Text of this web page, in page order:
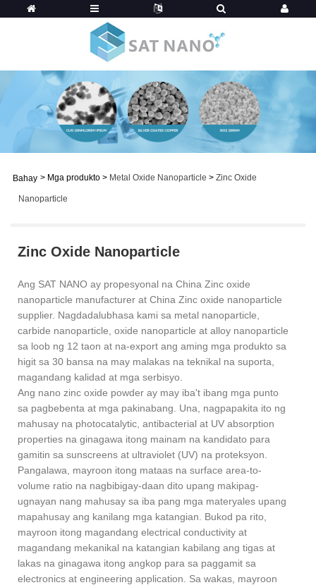
Bahay > Mga produkto > Metal Oxide Nanoparticle > Zinc Oxide
Nanoparticle
Zinc Oxide Nanoparticle
Ang SAT NANO ay propesyonal na China Zinc oxide
nanoparticle manufacturer at China Zinc oxide nanoparticle
supplier. Nagdadalubhasa kami sa metal nanoparticle,
carbide nanoparticle, oxide nanoparticle at alloy nanoparticle
sa loob ng 12 taon at na-export ang aming mga produkto sa
higit sa 30 bansa na may malakas na teknikal na suporta,
magandang kalidad at mga serbisyo.
Ang nano zinc oxide powder ay may iba't ibang mga punto
sa pagbebenta at mga pakinabang. Una, nagpapakita ito ng
mahusay na photocatalytic, antibacterial at UV absorption
properties na ginagawa itong mainam na kandidato para
gamitin sa sunscreens at ultraviolet (UV) na proteksyon.
Pangalawa, mayroon itong mataas na surface area-to-
volume ratio na nagbibigay-daan dito upang makipag-
ugnayan nang mahusay sa iba pang mga materyales upang
mapahusay ang kanilang mga katangian. Bukod pa rito,
mayroon itong magandang electrical conductivity at
magandang mekanikal na katangian kabilang ang tigas at
lakas na ginagawa itong angkop para sa paggamit sa
electronics at engineering application. Sa wakas, mayroon